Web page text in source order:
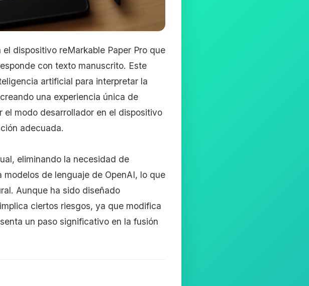
dispositivo reMarkable Paper Pro que
con texto manuscrito. Este
artificial para interpretar la
una experiencia única de
modo desarrollador en el dispositivo
adecuada.
eliminando la necesidad de
de lenguaje de OpenAI, lo que
Aunque ha sido diseñado
ciertos riesgos, ya que modifica
un paso significativo en la fusión